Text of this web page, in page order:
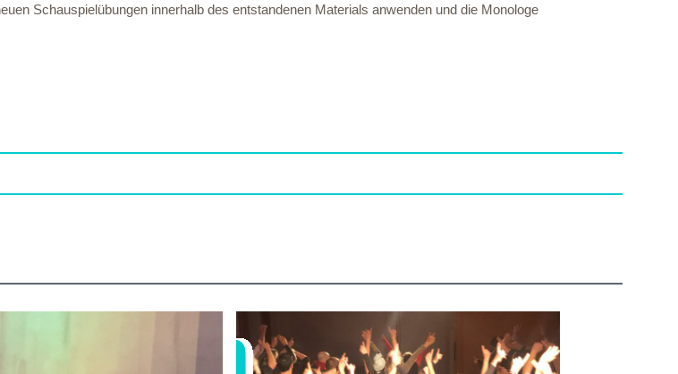
Schauspielübungen innerhalb des entstandenen Materials anwenden und die Monologe